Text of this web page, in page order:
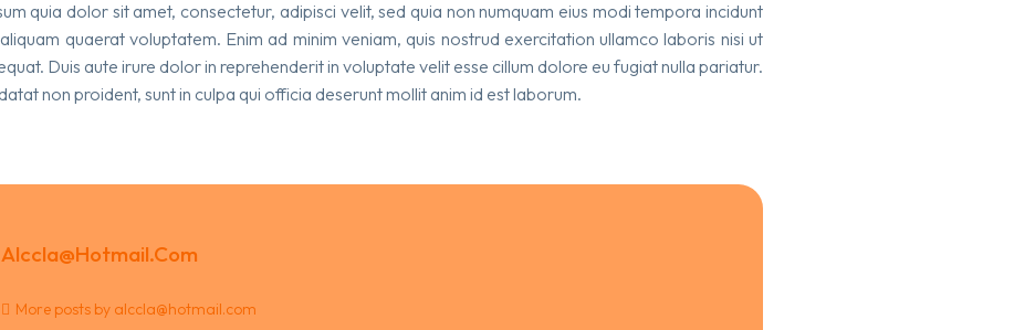
quia dolor sit amet, consectetur, adipisci velit, sed quia non numquam eius modi tempora incidunt
quaerat voluptatem. Enim ad minim veniam, quis nostrud exercitation ullamco laboris nisi ut
Duis aute irure dolor in reprehenderit in voluptate velit esse cillum dolore eu fugiat nulla pariatur.
non proident, sunt in culpa qui officia deserunt mollit anim id est laborum.
Alccla@hotmail.com
More posts by alccla@hotmail.com